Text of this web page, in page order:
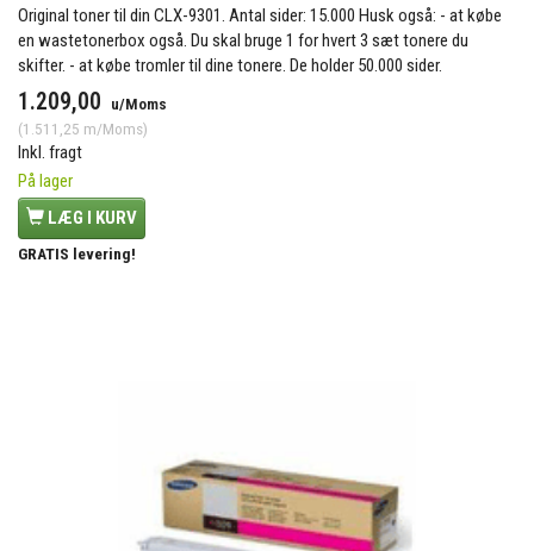
Original toner til din CLX-9301. Antal sider: 15.000 Husk også: - at købe
en wastetonerbox også. Du skal bruge 1 for hvert 3 sæt tonere du
skifter. - at købe tromler til dine tonere. De holder 50.000 sider.
1.209,00
u/Moms
(1.511,25 m/Moms)
Inkl. fragt
På lager
LÆG I KURV
GRATIS levering!